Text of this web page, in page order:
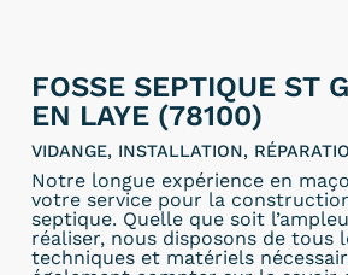
FOSSE SEPTIQUE ST
EN LAYE (78100)
VIDANGE, INSTALLATION,
Notre longue expérience en
votre service pour la
septique. Quelle que soit
réaliser, nous disposons de tous
techniques et matériels